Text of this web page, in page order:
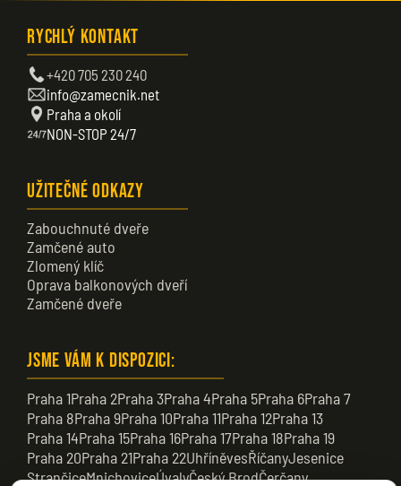
Rychlý kontakt
+420 705 230 240
info@zamecnik.net
Praha a okolí
NON-STOP 24/7
Užitečné odkazy
Zabouchnuté dveře
Zamčené auto
Zlomený klíč
Oprava balkonových dveří
Zamčené dveře
Jsme vám k dispozici:
Praha 1Praha 2Praha 3Praha 4Praha 5Praha 6Praha 7
Praha 8Praha 9Praha 10Praha 11Praha 12Praha 13
Praha 14Praha 15Praha 16Praha 17Praha 18Praha 19
Praha 20Praha 21Praha 22UhříněvesŘíčanyJesenice
StrančiceMnichoviceÚvalyČeský BrodČerčany